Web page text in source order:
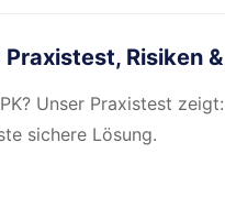
Praxistest, Risiken
Unser Praxistest
sichere Lösung.